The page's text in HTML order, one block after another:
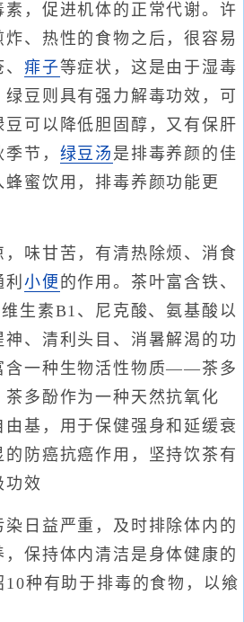
，促进机体的正常代谢。许
、热性的食物之后，很容易
、痱子等症状，这是由于湿毒
豆则具有强力解毒功效，可
豆可以降低胆固醇，又有保肝
节， 绿豆汤 是排毒养颜的佳
蜜饮用，排毒养颜功能更
，味甘苦，有清热除烦、消食
利小便 的作用。茶叶富含铁、
生素B1、尼克酸、氨基酸以
、清利头目、消暑解渴的功
含一种生物活性物质——茶多
多酚作为一种天然抗氧化
基，用于保健强身和延缓衰
防癌抗癌作用，坚持饮茶有
功效
日益严重，及时排除体内的
保持体内清洁是身体健康的
种有助于排毒的食物，以飨